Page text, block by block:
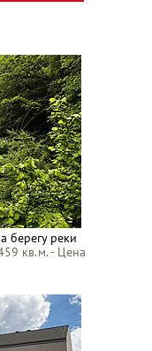
берегу реки
кв.м. - Цена